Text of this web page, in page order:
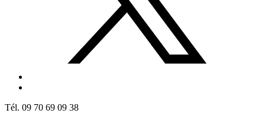
Tél. 09 70 69 09 38